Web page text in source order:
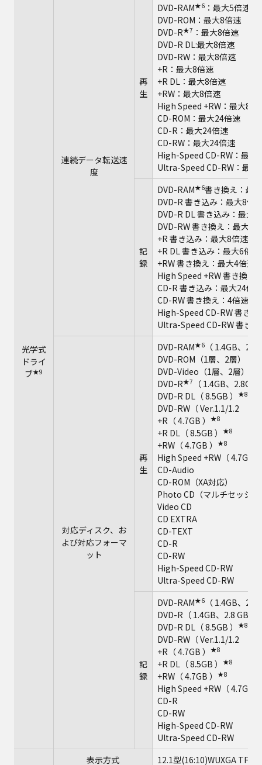
光学式
ドライ
ブ★9
連続データ転送速
度
再
生
DVD-RAM★6 ：最大5倍速
DVD-ROM：最大8倍速
DVD-R★7 ：最大8倍速
DVD-R DL:最大8倍速
DVD-RW：最大8倍速
+R：最大8倍速
+R DL：最大8倍速
+RW：最大8倍速
High Speed +RW：最大8倍
CD-ROM：最大24倍速
CD-R：最大24倍速
CD-RW：最大24倍速
High-Speed CD-RW：最大
Ultra-Speed CD-RW：最大
記
録
DVD-RAM★6書き換え：最
DVD-R 書き込み：最大8倍
DVD-R DL 書き込み：最大6
DVD-RW 書き換え：最大6
+R 書き込み：最大8倍速
+R DL 書き込み：最大6倍速
+RW 書き換え：最大4倍速
High Speed +RW 書き換え
CD-R 書き込み：最大24倍速
CD-RW 書き換え：4倍速
High-Speed CD-RW 書き換
Ultra-Speed CD-RW 書き
対応ディスク、お
よび対応フォーマ
ット
再
生
DVD-RAM★6
（ 1.4GB、
DVD-ROM（1層、2層）
DVD-Video（1層、2層）
DVD-R★7
（ 1.4GB、2.8GB
DVD-R DL（ 8.5GB ）
★8
DVD-RW（ Ver.1.1/1.2
+R（ 4.7GB ）
★8
+R DL（ 8.5GB ） ★8
+RW（ 4.7GB ） ★8
High Speed +RW（ 4.7GB
CD-Audio
CD-ROM（XA対応）
Photo CD（マルチセッシ
Video CD
CD EXTRA
CD-TEXT
CD-R
CD-RW
High-Speed CD-RW
Ultra-Speed CD-RW
記
録
DVD-RAM★6
（ 1.4GB、
DVD-R（ 1.4GB、2.8 GB
DVD-R DL（ 8.5GB ）
★8
DVD-RW（ Ver.1.1/1.2
+R（ 4.7GB ）
★8
+R DL（ 8.5GB ） ★8
+RW（ 4.7GB ） ★8
High Speed +RW（ 4.7GB）
CD-R
CD-RW
High-Speed CD-RW
Ultra-Speed CD-RW
表示方式
12.1型(16:10)WUXGA TFT